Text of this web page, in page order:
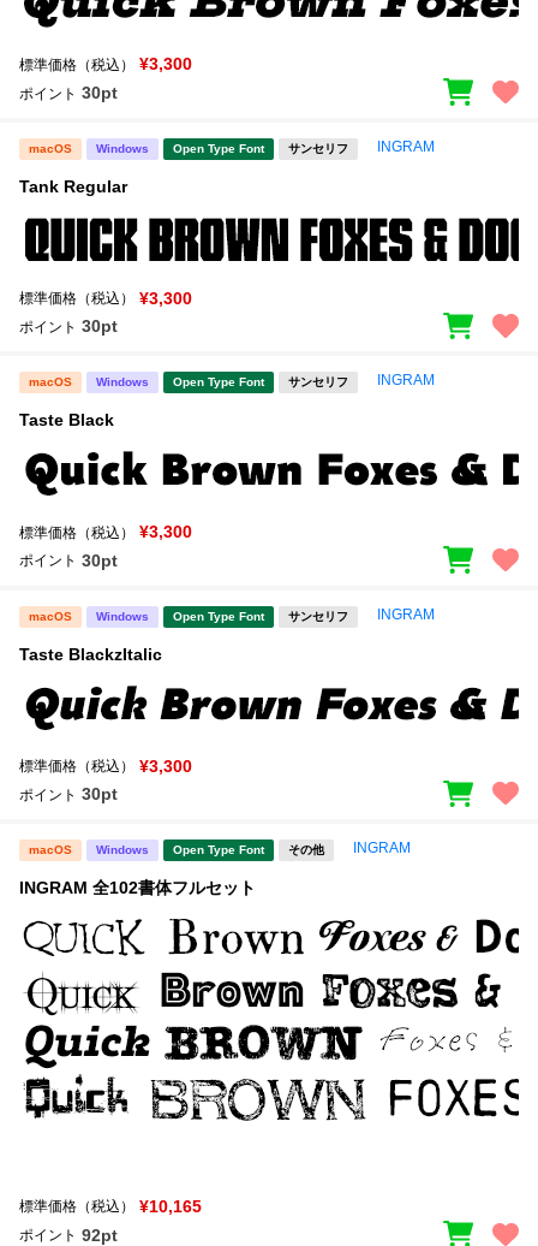
標準価格（税込） ¥3,300
ポイント 30pt
macOS Windows Open Type Font サンセリフ INGRAM
Tank Regular
標準価格（税込） ¥3,300
ポイント 30pt
macOS Windows Open Type Font サンセリフ INGRAM
Taste Black
標準価格（税込） ¥3,300
ポイント 30pt
macOS Windows Open Type Font サンセリフ INGRAM
Taste BlackzItalic
標準価格（税込） ¥3,300
ポイント 30pt
macOS Windows Open Type Font その他 INGRAM
INGRAM 全102書体フルセット
標準価格（税込） ¥10,165
ポイント 92pt